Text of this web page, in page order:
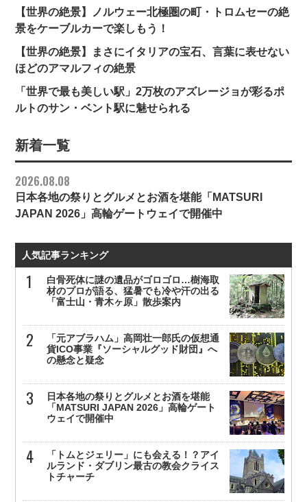
【世界の絶景】ノルウェー北極圏の町・トロムセーの絶
景をケーブルカーで楽しもう！
【世界の絶景】まさにイタリアの宝石、言葉に表せない
ほどのアマルフィの絶景
「世界で最も美しい駅」2万枚のアズレージョが彩るポ
ルトのサン・ベント駅に魅せられる
新着一覧
2026.08.08
日本各地の祭りとグルメとお酒を堪能「MATSURI
JAPAN 2026」高輪ゲートウェイで開催中
人気記事ランキング
白骨死体に謎の遺品がゴロゴロ…樹海取
材のプロが語る、猛暑でも冷や汗の出る
「富士山・青木ヶ原」散歩案内
「元アブラハム」高岡壮一郎氏の仮想通
貨ICO事業『ソーシャルグッド財団』へ
の懸念と疑念
日本各地の祭りとグルメとお酒を堪能
「MATSURI JAPAN 2026」高輪ゲート
ウェイで開催中
「トムとジェリー」にも会える！？アイ
ルランド・ダブリン最古の教会クライス
トチャーチ